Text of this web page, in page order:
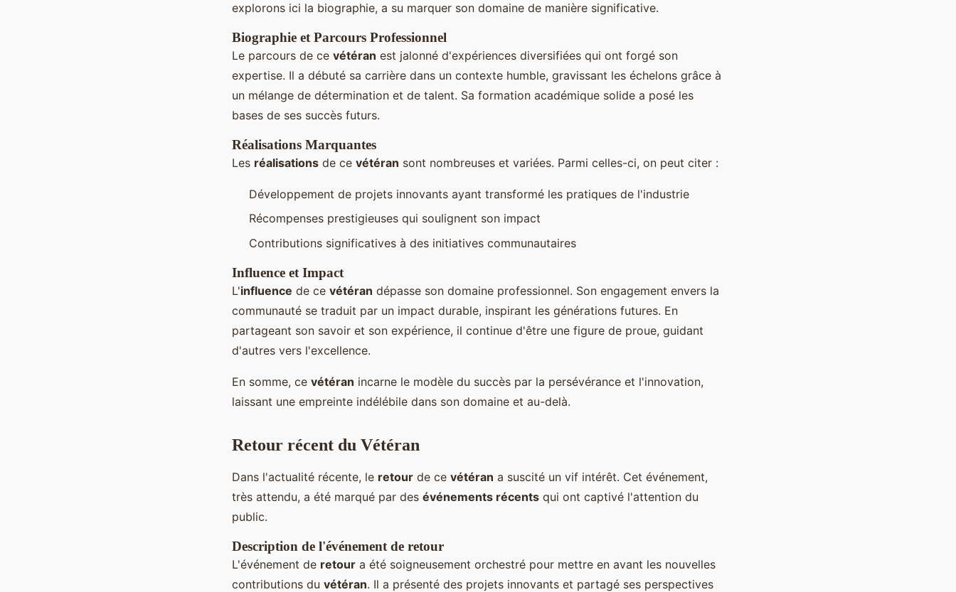
explorons ici la biographie, a su marquer son domaine de manière significative.
Biographie et Parcours Professionnel
Le parcours de ce vétéran est jalonné d'expériences diversifiées qui ont forgé son
expertise. Il a débuté sa carrière dans un contexte humble, gravissant les échelons grâce à
un mélange de détermination et de talent. Sa formation académique solide a posé les
bases de ses succès futurs.
Réalisations Marquantes
Les réalisations de ce vétéran sont nombreuses et variées. Parmi celles-ci, on peut citer :
Développement de projets innovants ayant transformé les pratiques de l'industrie
Récompenses prestigieuses qui soulignent son impact
Contributions significatives à des initiatives communautaires
Influence et Impact
L'influence de ce vétéran dépasse son domaine professionnel. Son engagement envers la
communauté se traduit par un impact durable, inspirant les générations futures. En
partageant son savoir et son expérience, il continue d'être une figure de proue, guidant
d'autres vers l'excellence.
En somme, ce vétéran incarne le modèle du succès par la persévérance et l'innovation,
laissant une empreinte indélébile dans son domaine et au-delà.
Retour récent du Vétéran
Dans l'actualité récente, le retour de ce vétéran a suscité un vif intérêt. Cet événement,
très attendu, a été marqué par des événements récents qui ont captivé l'attention du
public.
Description de l'événement de retour
L'événement de retour a été soigneusement orchestré pour mettre en avant les nouvelles
contributions du vétéran. Il a présenté des projets innovants et partagé ses perspectives